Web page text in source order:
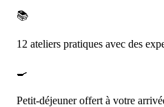
📚
12 ateliers pratiques avec des
🍳
Petit-déjeuner offert à votre